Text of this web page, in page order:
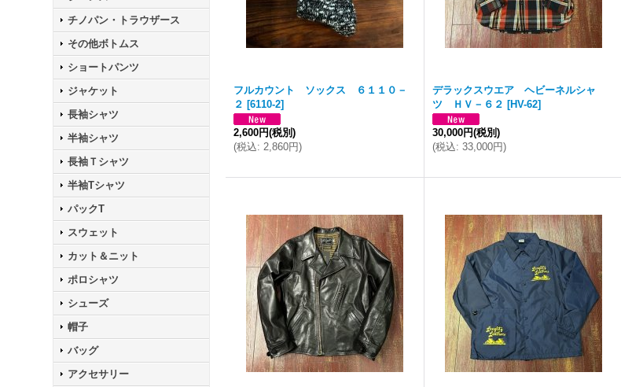
チノパン・トラウザース
その他ボトムス
ショートパンツ
ジャケット
長袖シャツ
半袖シャツ
長袖Ｔシャツ
半袖Tシャツ
パックT
スウェット
カット＆ニット
ポロシャツ
シューズ
帽子
バッグ
アクセサリー
フルカウント ソックス ６１１０－
２ [6110-2]
2,600円(税別)
(税込: 2,860円)
デラックスウエア ヘビーネルシャ
ツ ＨＶ－６２ [HV-62]
30,000円(税別)
(税込: 33,000円)